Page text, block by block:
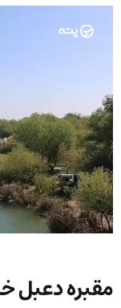
مقبره دعبل